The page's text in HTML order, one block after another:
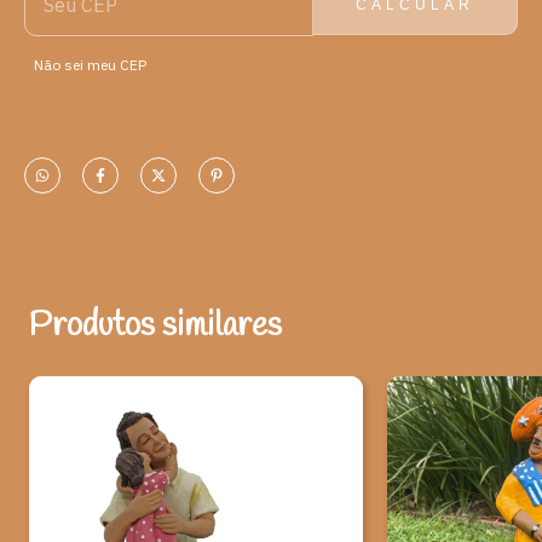
locais.
adquiridos após a queima, e versatilidade desses objetos, que
permitem muitas ambientações, garantindo uma decoração
conceber um conceito previamente para o ambiente e encaixar
as peças de forma harmônica. Outra dica é usar e abusar das
composição! Ou aliá-los a outros elementos na decoração, que é
uma forma simples de decorar com muito estilo, combinando
cores, texturas, alturas, funcionalidades e histórias diferentes
em cada peça.
Origem: Alto do Moura, Pernambuco (PE).
CALCULAR
Não sei meu CEP
Produtos similares